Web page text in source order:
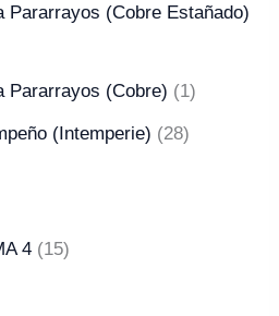
Pararrayos (Cobre Estañado)
Pararrayos (Cobre) 1
(Intemperie)
28
4 15